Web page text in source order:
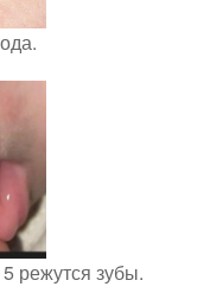
режутся зубы.